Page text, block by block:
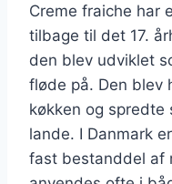
Creme fraiche har
tilbage til det 17.
den blev udviklet
fløde på. Den blev
køkken og
lande. I Danmark
fast bestanddel af